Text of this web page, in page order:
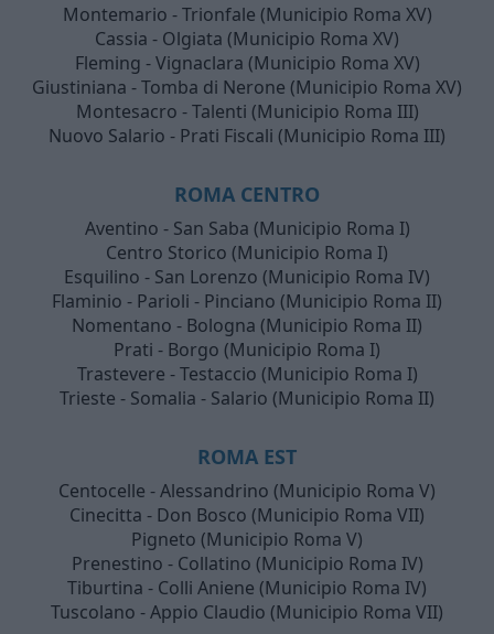
Montemario - Trionfale (Municipio Roma XV)
Cassia - Olgiata (Municipio Roma XV)
Fleming - Vignaclara (Municipio Roma XV)
Giustiniana - Tomba di Nerone (Municipio Roma XV)
Montesacro - Talenti (Municipio Roma III)
Nuovo Salario - Prati Fiscali (Municipio Roma III)
ROMA CENTRO
Aventino - San Saba (Municipio Roma I)
Centro Storico (Municipio Roma I)
Esquilino - San Lorenzo (Municipio Roma IV)
Flaminio - Parioli - Pinciano (Municipio Roma II)
Nomentano - Bologna (Municipio Roma II)
Prati - Borgo (Municipio Roma I)
Trastevere - Testaccio (Municipio Roma I)
Trieste - Somalia - Salario (Municipio Roma II)
ROMA EST
Centocelle - Alessandrino (Municipio Roma V)
Cinecitta - Don Bosco (Municipio Roma VII)
Pigneto (Municipio Roma V)
Prenestino - Collatino (Municipio Roma IV)
Tiburtina - Colli Aniene (Municipio Roma IV)
Tuscolano - Appio Claudio (Municipio Roma VII)